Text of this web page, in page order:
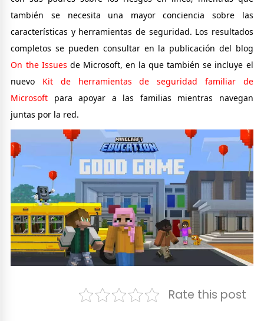
también se necesita una mayor conciencia sobre las
características y herramientas de seguridad. Los resultados
completos se pueden consultar en la publicación del blog
On the Issues de Microsoft, en la que también se incluye el
nuevo Kit de herramientas de seguridad familiar de
Microsoft para apoyar a las familias mientras navegan
juntas por la red.
Rate this post